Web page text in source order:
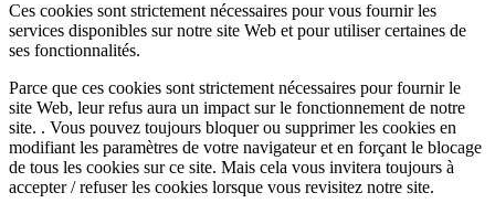
Ces cookies sont strictement nécessaires pour vous fournir les
services disponibles sur notre site Web et pour utiliser certaines de
ses fonctionnalités.
Parce que ces cookies sont strictement nécessaires pour fournir le
site Web, leur refus aura un impact sur le fonctionnement de notre
site. . Vous pouvez toujours bloquer ou supprimer les cookies en
modifiant les paramètres de votre navigateur et en forçant le blocage
de tous les cookies sur ce site. Mais cela vous invitera toujours à
accepter / refuser les cookies lorsque vous revisitez notre site.